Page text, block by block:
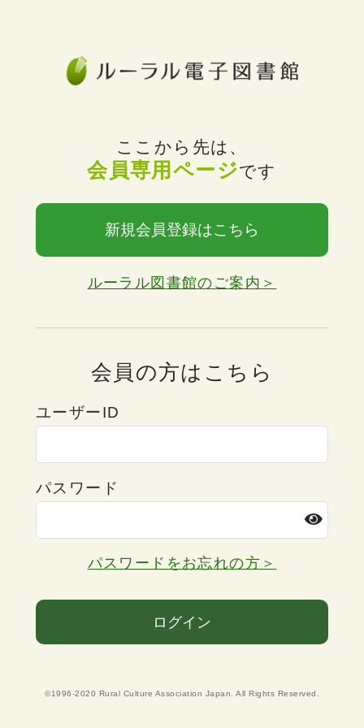
ここから先は、
会員専用ページです
新規会員登録はこちら
ルーラル図書館のご案内＞
会員の方はこちら
ユーザーID
パスワード
パスワードをお忘れの方＞
ログイン
©1996-2020 Rural Culture Association Japan. All Rights Reserved.